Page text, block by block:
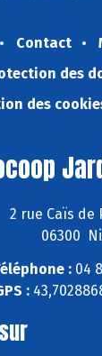
Contact
des
des
2 rue Caïs de
06300
: 04
: